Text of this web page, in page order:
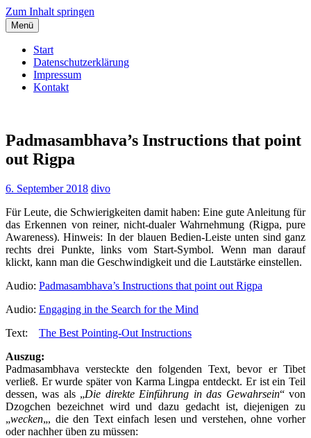
Zum Inhalt springen
Menü
Start
Datenschutzerklärung
Impressum
Kontakt
Dieter Vollmuth
Dem Leben lauschen…
Padmasambhava’s Instructions that point
out Rigpa
6. September 2018 divo
Für Leute, die Schwierigkeiten damit haben: Eine gute Anleitung für
das Erkennen von reiner, nicht-dualer Wahrnehmung (Rigpa, pure
Awareness). Hinweis: In der blauen Bedien-Leiste unten sind ganz
rechts drei Punkte, links vom Start-Symbol. Wenn man darauf
klickt, kann man die Geschwindigkeit und die Lautstärke einstellen.
Audio: Padmasambhava’s Instructions that point out Rigpa
Audio: Engaging in the Search for the Mind
Text: The Best Pointing-Out Instructions
Auszug:
Padmasambhava versteckte den folgenden Text, bevor er Tibet
verließ. Er wurde später von Karma Lingpa entdeckt. Er ist ein Teil
dessen, was als „Die direkte Einführung in das Gewahrsein“ von
Dzogchen bezeichnet wird und dazu gedacht ist, diejenigen zu
„wecken„, die den Text einfach lesen und verstehen, ohne vorher
oder nachher üben zu müssen: